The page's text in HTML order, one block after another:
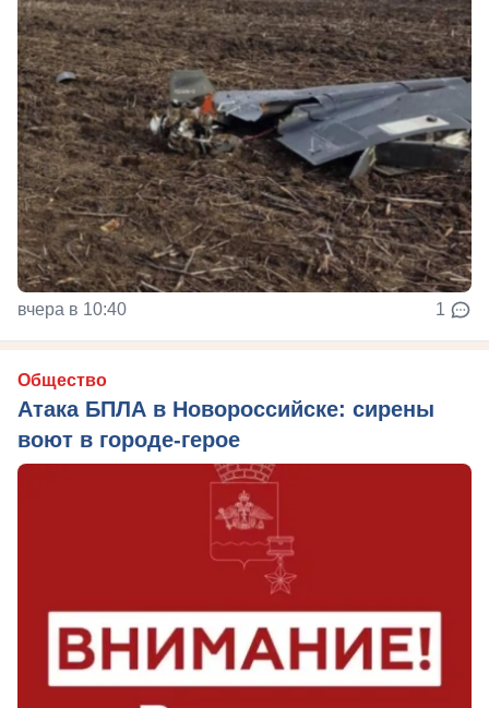
вчера в 10:40 1
Общество
Атака БПЛА в Новороссийске: сирены
воют в городе-герое